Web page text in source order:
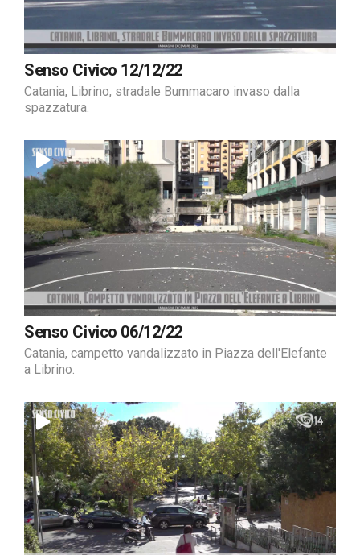
Senso Civico 12/12/22
Catania, Librino, stradale Bummacaro invaso dalla
spazzatura.
Senso Civico 06/12/22
Catania, campetto vandalizzato in Piazza dell'Elefante
a Librino.